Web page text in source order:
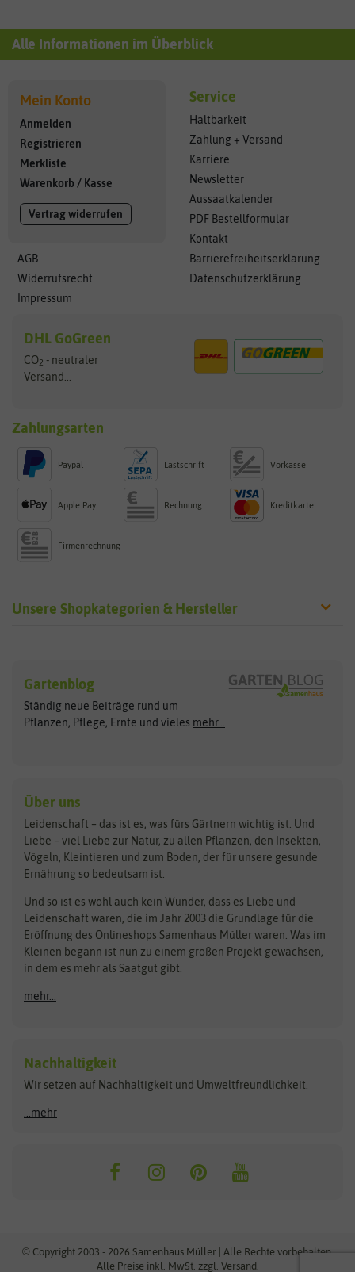
Alle Informationen im Überblick
Mein Konto
Anmelden
Registrieren
Merkliste
Warenkorb / Kasse
Vertrag widerrufen
AGB
Widerrufsrecht
Impressum
Service
Haltbarkeit
Zahlung + Versand
Karriere
Newsletter
Aussaatkalender
PDF Bestellformular
Kontakt
Barrierefreiheitserklärung
Datenschutzerklärung
DHL GoGreen
CO2 - neutraler
Versand...
Zahlungsarten
Paypal Lastschrift Vorkasse
Apple Pay Rechnung Kreditkarte
Firmenrechnung
Unsere Shopkategorien & Hersteller
Exotische Samen
Gemüsesamen
Gründünger
Kräutersamen
Obstsamen
Pilzbrut
Rasensamen
Steckzwiebeln
Zimmer & Kübelpflanzen
Kataloge
Schnäppchen
Anzucht & Gartenzubehör
Anzuchtschalen
Heizmatte & Heizkabel
Kokos-Quelltabletten
Zimmergewächshaus
Maissamen
Arche Noah
ASB Greenworld
Benary
Bingenheimer Saatgut
BioBalu
Bionana
BIOWOL
Blumicorn
Bûten Birds
Carl Pabst
Clever Pots
COMPO
Dürr-Samen
elho
Feldsaaten Freudenberger
Fertil
Flora Elite
Florissa
Flortis
Franchi Sementi
Hortitops
JUB Holland
Küpper
Gartenblog
Ständig neue Beiträge rund um
Pflanzen, Pflege, Ernte und vieles mehr...
Über uns
Leidenschaft – das ist es, was fürs Gärtnern wichtig ist. Und
Liebe – viel Liebe zur Natur, zu allen Pflanzen, den Insekten,
Vögeln, Kleintieren und zum Boden, der für unsere gesunde
Ernährung so bedeutsam ist.
Und so ist es wohl auch kein Wunder, dass es Liebe und
Leidenschaft waren, die im Jahr 2003 die Grundlage für die
Eröffnung des Onlineshops Samenhaus Müller waren. Was im
Kleinen begann ist nun zu einem großen Projekt gewachsen,
in dem es mehr als Saatgut gibt.
mehr...
Nachhaltigkeit
Wir setzen auf Nachhaltigkeit und Umweltfreundlichkeit.
...mehr
© Copyright 2003 - 2026 Samenhaus Müller | Alle Rechte vorbehalten.
Alle Preise inkl. MwSt. zzgl. Versand.